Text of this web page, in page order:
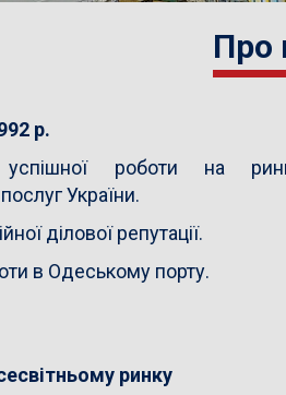
Про
р.
роботи на
України.
ділової репутації.
в Одеському порту.
ринку